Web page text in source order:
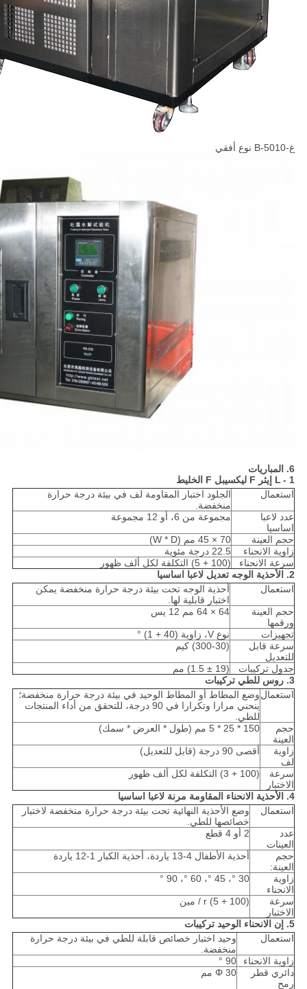
غ-5010-B نوع أفقي
6. المباريات
1 -
L إيثر F ليكسيبل F الخليط
استعمال
الجلود اختبار المقاومة لف في بيئة درجة حرارة
منخفضة.
عدد لاعبا
اساسيا
مجموعة من 6، أو 12 مجموعة
حجم العينة
70 × 45 مم (W * D)
زاوية الانحناء
22.5 درجة مئوية
سرعة الانحناء
(100 + 5) التكلفة لكل ألف ظهور
2. الأحذية الوجه تعديل لاعبا اساسيا
استعمال
أحذية الوجه تحت بيئة درجة حرارة منخفضة يمكن
اختبار قابلية لها.
حجم العينة
ورقمها
64 × 64 مم 12 يس
تجهيزات
نوع V، زاوية (40 + 1) °
سرعة قابل
للتعديل
(300-30) كيم
جدول تركيبات
(19 ± 1.5) مم
3. روس للطي تركيبات
استعمالوضع المطاط أو المطاط الوحيد في بيئة درجة حرارة منخفضة؛
ينحني مرارا وتكرارا في 90 درجة، للتحقق من أداء المنتجات
للطي.
حجم
العينة
150 * 25 * 5 مم (طول * العرض * سمك)
زاوية
لف
أقصى 90 درجة (قابل للتعديل)
سرعة
الاختبار
(100 + 3) التكلفة لكل ألف ظهور
4. الأحذية الانحناء المقاومة مرنة لاعبا اساسيا
استعمال
وضع الأحذية النهائية تحت بيئة درجة حرارة منخفضة لاختبار
خصائصها للطي.
عدد
العينات
2 أو 4 قطع
حجم
العينة:
أحذية الأطفال 4-13 ياردة، أحذية الكبار 1-12 ياردة
زاوية
الانحناء
30 °، 45 °، 60 °، 90 °
سرعة
الاختبار
(100 + 5) r / مين
5. إن الانحناء الوحيد تركيبات
استعمال
وحيد اختبار خصائص قابلة للطي في بيئة درجة حرارة
منخفضة.
زاوية الانحناء
90 °
دائري قطر
رمح
Φ 30 مم